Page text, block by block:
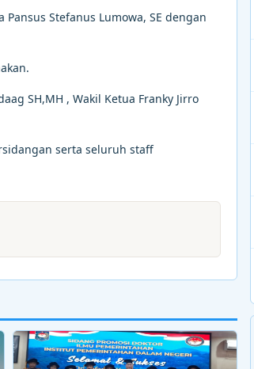
Stefanus Lumowa, SE dengan
SH,MH , Wakil Ketua Franky Jirro
serta seluruh staff